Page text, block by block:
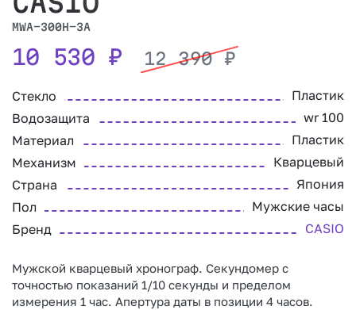
MWA-300H-3A
10 530 ₽ 12 390₽
Стекло
Пластик
Водозащита
wr 100
Материал
Пластик
Механизм
Кварцевый
Страна
Япония
Пол
Мужские часы
Бренд
CASIO
Мужской кварцевый хронограф. Секундомер с
точностью показаний 1/10 секунды и пределом
измерения 1 час. Апертура даты в позиции 4 часов.